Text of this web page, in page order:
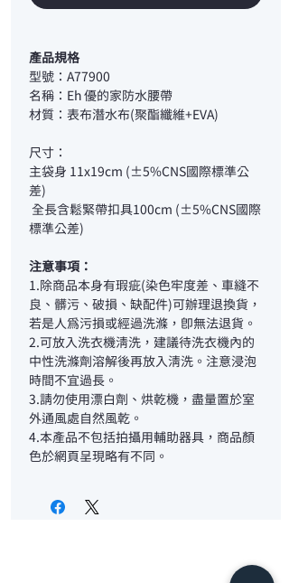
產品規格
型號：A77900
名稱：Eh 優的家防水腰帶
材質：表布潛水布(聚酯纖維+EVA)
尺寸：
主袋身 11x19cm (±5%CNS國際標準公
差)
全長含鬆緊帶扣具100cm (±5%CNS國際
標準公差)
注意事項：
1.除商品本身有瑕疵(染色牢度差、車縫不
良、髒污、破損、缺配件)可辦理退換貨，
若是人為污損或經過洗滌，即無法退貨。
2.可放入洗衣機清洗，建議待洗衣機內的
中性洗滌劑溶解後再放入清洗。注意浸泡
時間不宜過長。
3.請勿使用漂白劑、烘乾機，盡量置於室
外通風處自然風乾。
4.本產品不包括拍攝用輔助器具，商品顏
色於網頁呈現略有不同。